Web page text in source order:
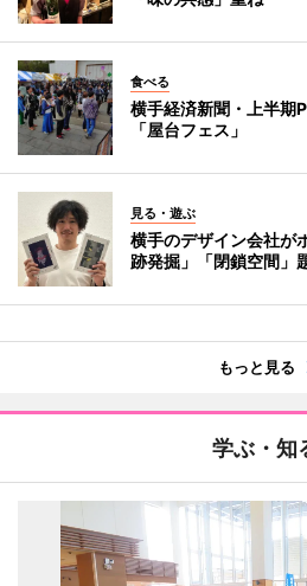
食べる
横手経済新聞・上半期
「屋台フェス」
見る・遊ぶ
横手のデザイン会社
跡発掘」「閉鎖空間」
もっと見る
学ぶ・知